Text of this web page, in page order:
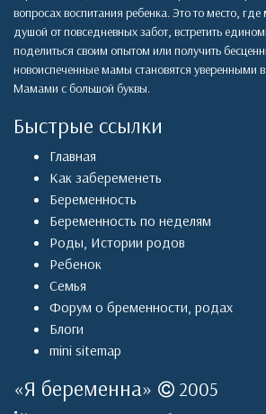
вопросах воспитания ребенка. Это то место,
душой от повседневных забот, встретить
поделиться своим опытом или получить
новоиспеченные мамы становятся уверенными
Мамами с большой буквы.
Быстрые ссылки
Главная
Как забеременеть
Беременность
Беременность по неделям
Роды Истории родов
Ребенок
Семья
Форум о бременности, родах
Блоги
mini sitemap
«Я беременна» 2005